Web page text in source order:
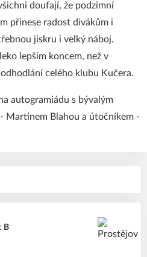
B
doufají, že podzimní
přinese radost divákům i
jiskru i velký náboj.
lepším koncem, než v
celého klubu Kučera.
autogramiádu s bývalým
Martinem Blahou a útočníkem -